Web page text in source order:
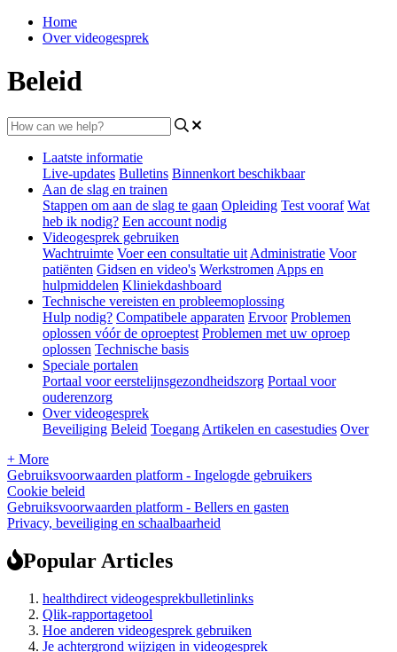
Home
Over videogesprek
Beleid
Laatste informatie
Live-updates Bulletins Binnenkort beschikbaar
Aan de slag en trainen
Stappen om aan de slag te gaan Opleiding Test vooraf Wat
heb ik nodig? Een account nodig
Videogesprek gebruiken
Wachtruimte Voer een consultatie uit Administratie Voor
patiënten Gidsen en video's Werkstromen Apps en
hulpmiddelen Kliniekdashboard
Technische vereisten en probleemoplossing
Hulp nodig? Compatibele apparaten Ervoor Problemen
oplossen vóór de oproeptest Problemen met uw oproep
oplossen Technische basis
Speciale portalen
Portaal voor eerstelijnsgezondheidszorg Portaal voor
ouderenzorg
Over videogesprek
Beveiliging Beleid Toegang Artikelen en casestudies Over
+ More
Gebruiksvoorwaarden platform - Ingelogde gebruikers
Cookie beleid
Gebruiksvoorwaarden platform - Bellers en gasten
Privacy, beveiliging en schaalbaarheid
Popular Articles
healthdirect videogesprekbulletinlinks
Qlik-rapportagetool
Hoe anderen videogesprek gebruiken
Je achtergrond wijzigen in videogesprek